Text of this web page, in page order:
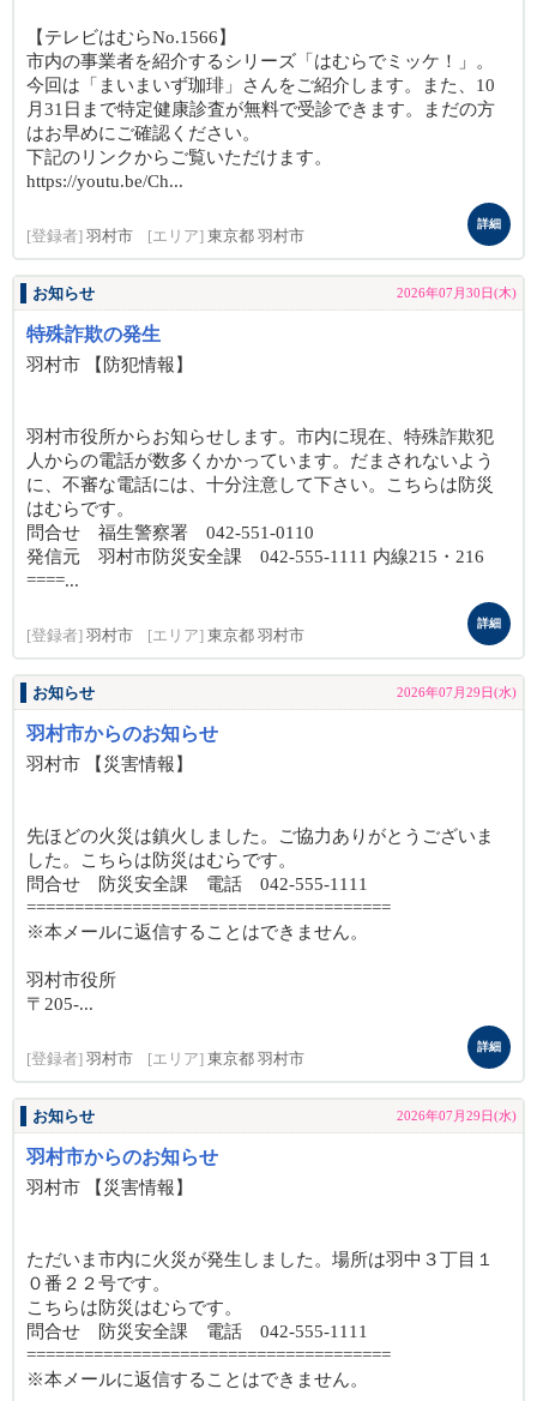
【テレビはむらNo.1566】
市内の事業者を紹介するシリーズ「はむらでミッケ！」。
今回は「まいまいず珈琲」さんをご紹介します。また、10
月31日まで特定健康診査が無料で受診できます。まだの方
はお早めにご確認ください。
下記のリンクからご覧いただけます。
https://youtu.be/Ch...
[登録者] 羽村市 [エリア] 東京都 羽村市
詳細
お知らせ 2026年07月30日(木)
特殊詐欺の発生
羽村市 【防犯情報】
羽村市役所からお知らせします。市内に現在、特殊詐欺犯
人からの電話が数多くかかっています。だまされないよう
に、不審な電話には、十分注意して下さい。こちらは防災
はむらです。
問合せ 福生警察署 042-551-0110
発信元 羽村市防災安全課 042-555-1111 内線215・216
====...
[登録者] 羽村市 [エリア] 東京都 羽村市
詳細
お知らせ 2026年07月29日(水)
羽村市からのお知らせ
羽村市 【災害情報】
先ほどの火災は鎮火しました。ご協力ありがとうございま
した。こちらは防災はむらです。
問合せ 防災安全課 電話 042-555-1111
======================================
※本メールに返信することはできません。
羽村市役所
〒205-...
[登録者] 羽村市 [エリア] 東京都 羽村市
詳細
お知らせ 2026年07月29日(水)
羽村市からのお知らせ
羽村市 【災害情報】
ただいま市内に火災が発生しました。場所は羽中３丁目１
０番２２号です。
こちらは防災はむらです。
問合せ 防災安全課 電話 042-555-1111
======================================
※本メールに返信することはできません。